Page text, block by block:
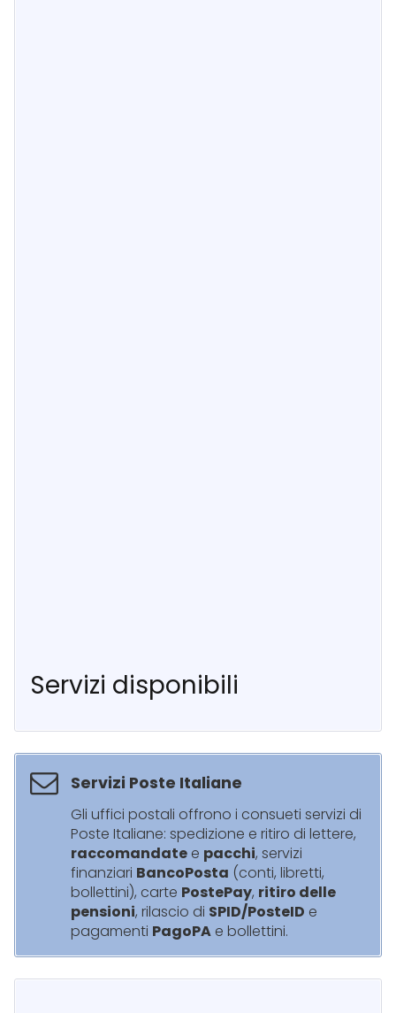
Servizi disponibili
Servizi Poste Italiane
Gli uffici postali offrono i consueti servizi di
Poste Italiane: spedizione e ritiro di lettere,
raccomandate e pacchi, servizi
finanziari BancoPosta (conti, libretti,
bollettini), carte PostePay, ritiro delle
pensioni, rilascio di SPID/PosteID e
pagamenti PagoPA e bollettini.